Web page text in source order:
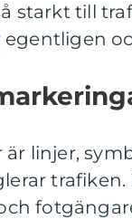
starkt till
egentligen
linjer,